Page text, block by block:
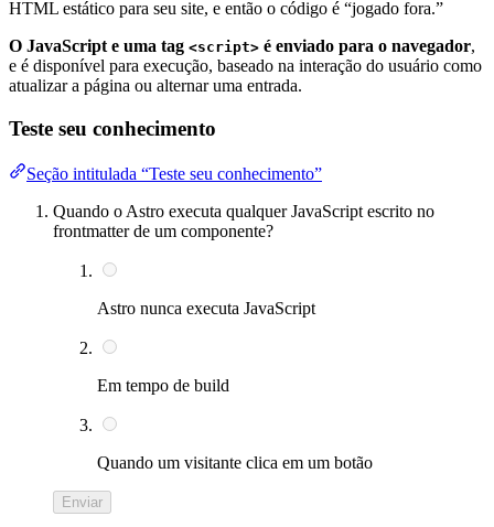
HTML estático para seu site, e então o código é “jogado fora.”
O JavaScript e uma tag <script> é enviado para o navegador,
e é disponível para execução, baseado na interação do usuário como
atualizar a página ou alternar uma entrada.
Teste seu conhecimento
Seção intitulada “Teste seu conhecimento”
Quando o Astro executa qualquer JavaScript escrito no
frontmatter de um componente?
Astro nunca executa JavaScript
Em tempo de build
Quando um visitante clica em um botão
Enviar